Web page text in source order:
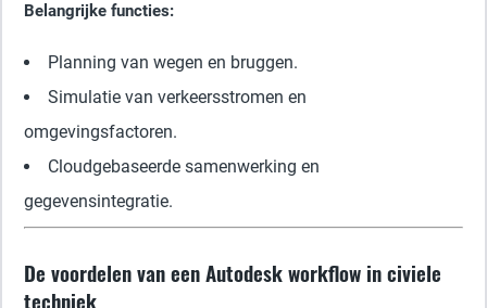
Belangrijke functies:
Planning van wegen en bruggen.
Simulatie van verkeersstromen en
omgevingsfactoren.
Cloudgebaseerde samenwerking en
gegevensintegratie.
De voordelen van een Autodesk workflow in civiele
techniek